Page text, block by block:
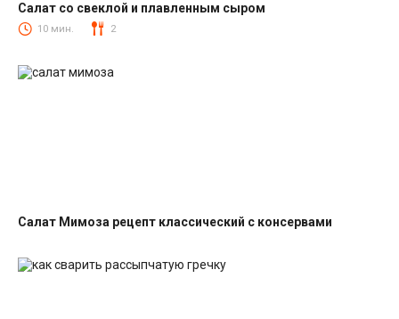
Салаты со свеклой
Салат со свеклой и плавленным сыром
10 мин. 2
Салат Мимоза рецепт классический с консервами